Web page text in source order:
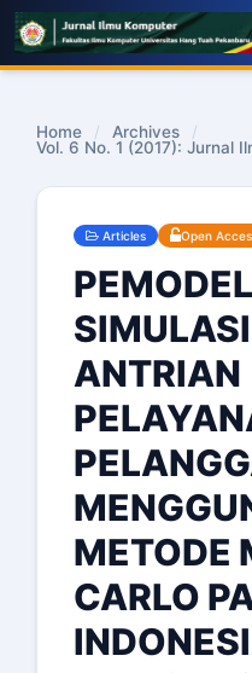
Home / Archives
/
Vol. 6 No. 1 (2017): Jurnal
Articles Open
ANTRIAN
METODE
CARLO